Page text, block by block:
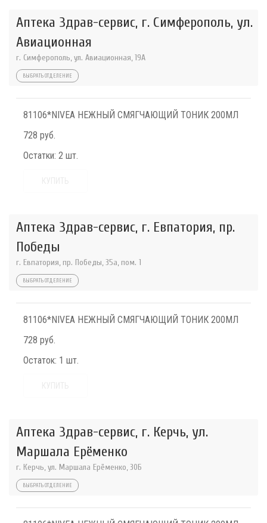
Аптека Здрав-сервис, г. Симферополь, ул.
Авиационная
г. Симферополь, ул. Авиационная, 19А
ВЫБРАТЬ ОТДЕЛЕНИЕ
81106*NIVEA НЕЖНЫЙ СМЯГЧАЮЩИЙ ТОНИК 200МЛ
728 руб.
Остатки: 2 шт.
Аптека Здрав-сервис, г. Евпатория, пр.
Победы
г. Евпатория, пр. Победы, 35а, пом. 1
ВЫБРАТЬ ОТДЕЛЕНИЕ
81106*NIVEA НЕЖНЫЙ СМЯГЧАЮЩИЙ ТОНИК 200МЛ
728 руб.
Остаток: 1 шт.
Аптека Здрав-сервис, г. Керчь, ул.
Маршала Ерёменко
г. Керчь, ул. Маршала Ерёменко, 30Б
ВЫБРАТЬ ОТДЕЛЕНИЕ